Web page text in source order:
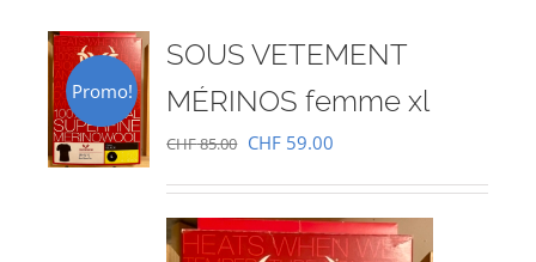
Promo!
SOUS VETEMENT
MÉRINOS femme xl
CHF85.00 Le
initial
était :
CHF 59.00
actuel
est :